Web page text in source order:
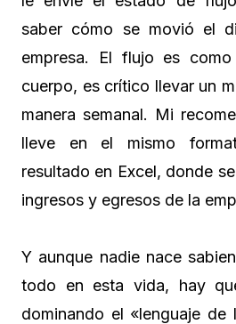
saber cómo se movió el
empresa. El flujo es
cuerpo, es crítico llevar un
manera semanal. Mi
lleve en el mismo
resultado en Excel, donde
ingresos y egresos de la
Y aunque nadie nace
todo en esta vida, hay
dominando el «lenguaje